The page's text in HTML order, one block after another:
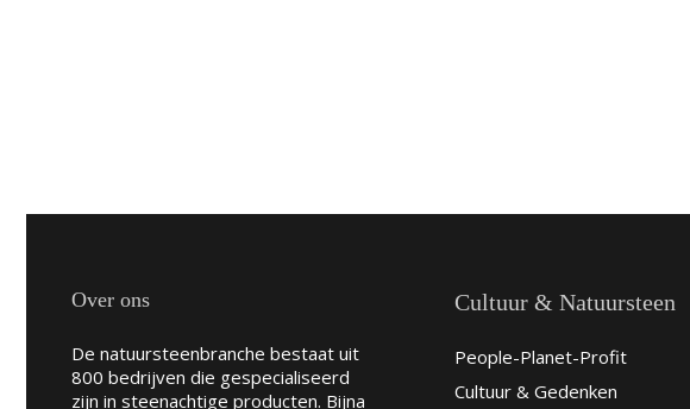
Over ons
De natuursteenbranche bestaat uit
800 bedrijven die gespecialiseerd
zijn in steenachtige producten. Bijna
Cultuur & Natuursteen
People-Planet-Profit
Cultuur & Gedenken